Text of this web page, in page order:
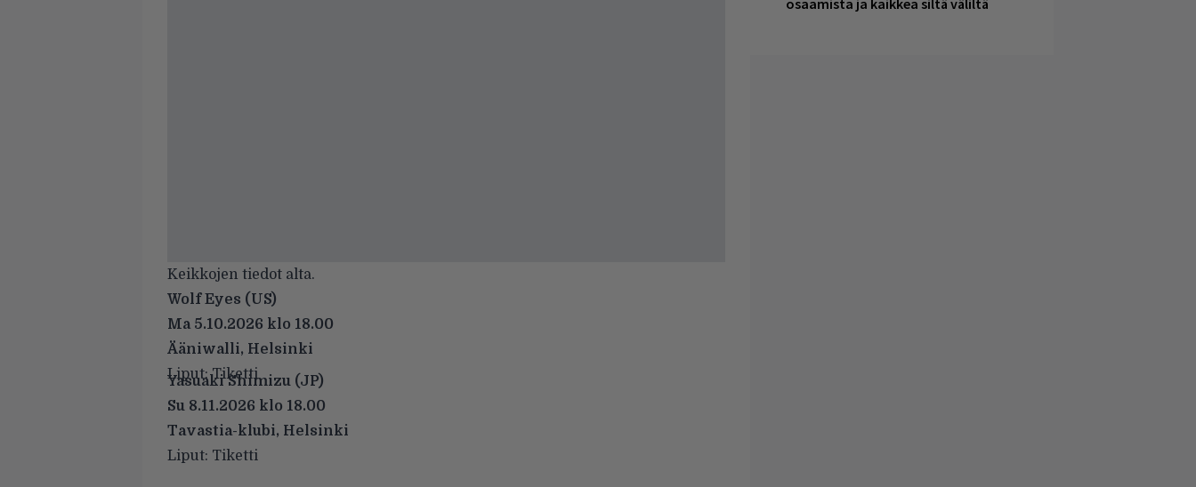
Keikkojen tiedot alta.
Wolf Eyes (US)
Ma 5.10.2026 klo 18.00
Ääniwalli, Helsinki
Liput: Tiketti
Yasuaki Shimizu (JP)
Su 8.11.2026 klo 18.00
Tavastia-klubi, Helsinki
Liput: Tiketti
osaamista ja kaikkea siltä väliltä